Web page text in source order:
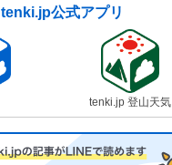
tenki.jp公式アプリ
tenki.jp 登山天気